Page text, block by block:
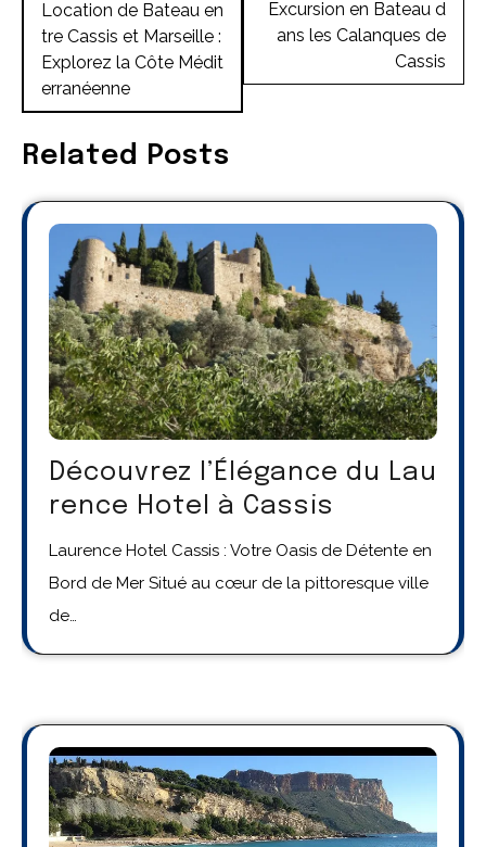
de
l’article
Location de Bateau en
tre Cassis et Marseille :
Explorez la Côte Médit
erranéenne
Excursion en Bateau d
ans les Calanques de
Cassis
Related Posts
Découvrez l’Élégance du Lau
rence Hotel à Cassis
Laurence Hotel Cassis : Votre Oasis de Détente en
Bord de Mer Situé au cœur de la pittoresque ville
de…